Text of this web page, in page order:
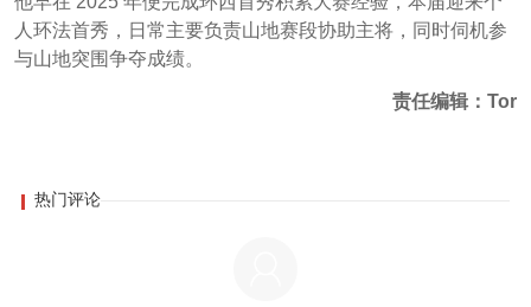
人环法首秀，日常主要负责山地赛段协助主将，同时伺机参
与山地突围争夺成绩。
责任编辑：Tor
热门评论